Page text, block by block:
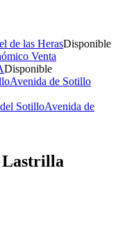
de las HerasDisponible
Venta
Disponible
Avenida de Sotillo
SotilloAvenida de